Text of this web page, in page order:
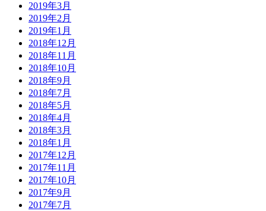
2019年3月
2019年2月
2019年1月
2018年12月
2018年11月
2018年10月
2018年9月
2018年7月
2018年5月
2018年4月
2018年3月
2018年1月
2017年12月
2017年11月
2017年10月
2017年9月
2017年7月